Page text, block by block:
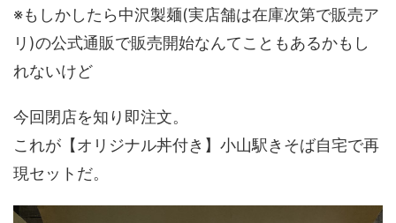
※もしかしたら中沢製麺(実店舗は在庫次第で販売ア
リ)の公式通販で販売開始なんてこともあるかもし
れないけど
今回閉店を知り即注文。
これが【オリジナル丼付き】小山駅きそば自宅で再
現セットだ。